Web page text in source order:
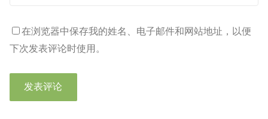
在浏览器中保存我的姓名、电子邮件和网站地址，以便
下次发表评论时使用。